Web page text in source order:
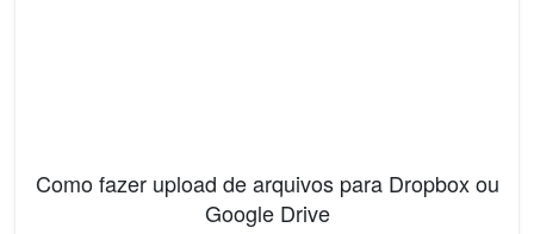
Como fazer upload de arquivos para Dropbox ou
Google Drive